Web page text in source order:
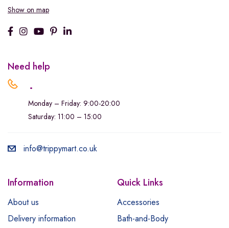
Show on map
Need help
.
Monday – Friday: 9:00-20:00
Saturday: 11:00 – 15:00
info@trippymart.co.uk
Information
About us
Delivery information
Quick Links
Accessories
Bath-and-Body